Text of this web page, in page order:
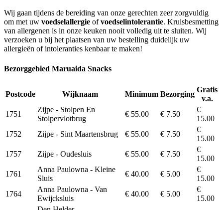
Wij gaan tijdens de bereiding van onze gerechten zeer zorgvuldig
om met uw voedselallergie ofvoedselintolerantie. Kruisbesmetting
van allergenen is in onze keuken nooit volledig uit te sluiten. Wij
verzoeken u bij het plaatsen van uw bestelling duidelijk uw
allergieën of intoleranties kenbaar te maken!
Bezorggebied Maruaida Snacks
Postcode Wijknaam Minimum Bezorging
Gratis
v.a.
1751
Zijpe - Stolpen En
Stolpervlotbrug
€ 55.00 € 7.50
€
15.00
1752
Zijpe - Sint Maartensbrug € 55.00 € 7.50
€
15.00
1757
Zijpe - Oudesluis € 55.00 € 7.50
€
15.00
1761
Anna Paulowna - Kleine
Sluis
€ 40.00 € 5.00
€
15.00
1764
Anna Paulowna - Van
Ewijcksluis
€ 40.00 € 5.00
€
15.00